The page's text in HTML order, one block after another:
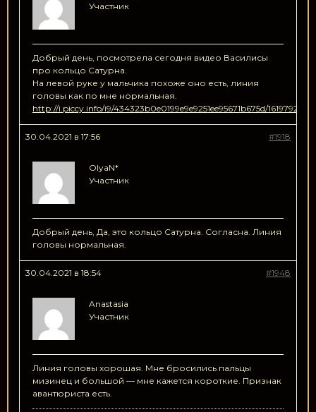
Участник
Добрый день, посмотрела сегодня видео Василисы
про кольцо Сатурна.
На левой руке у мальчика похоже оно есть, линия
головы как по мне нормальная.
http://i.piccy.info/i9/434323b0e0199e9e9251ee95671b675d/
30.04.2021 в 17:56 #1918
OlyaN*
Участник
Добрый день, Да, это кольцо Сатурна. Согласна. Линия
головы нормальная.
30.04.2021 в 18:54 #1948
Anastasia
Участник
Линия головы хорошая. Мне бросились пальцы
мизинец и большой — мне кажется короткие. Признак
авантюриста есть.